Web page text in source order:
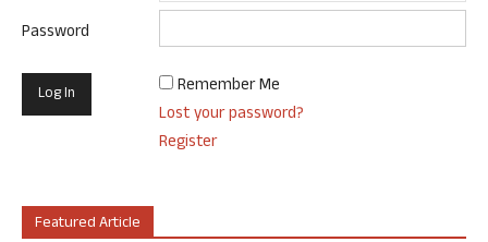
Password
Remember Me
Lost your password?
Register
Featured Article